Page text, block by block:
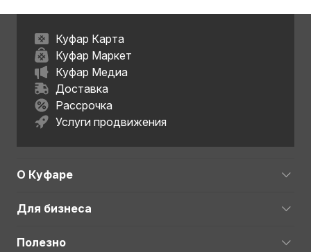
Куфар Карта
Куфар Маркет
Куфар Медиа
Доставка
Рассрочка
Услуги продвижения
О Куфаре
Для бизнеса
Полезно